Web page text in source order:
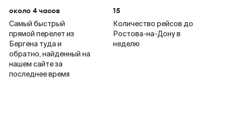
около 4 часов
Самый быстрый
прямой перелет из
Бергена туда и
обратно, найденный на
нашем сайте за
последнее время
15
Количество рейсов до
Ростова-на-Дону в
неделю